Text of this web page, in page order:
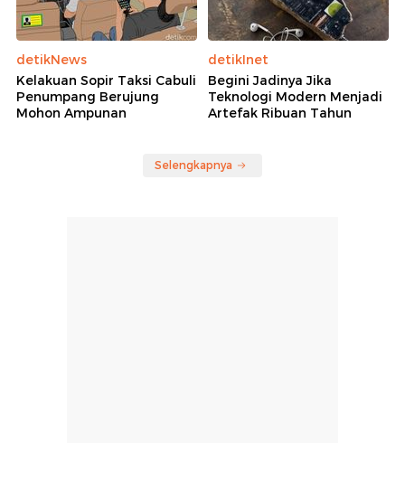
detikNews
Kelakuan Sopir Taksi Cabuli
Penumpang Berujung
Mohon Ampunan
detikInet
Begini Jadinya Jika
Teknologi Modern Menjadi
Artefak Ribuan Tahun
Selengkapnya